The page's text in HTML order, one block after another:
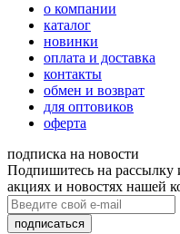
о компании
каталог
новинки
оплата и доставка
контакты
обмен и возврат
для оптовиков
оферта
подписка на новости
Подпишитесь на рассылку
акциях и новостях нашей
подписаться